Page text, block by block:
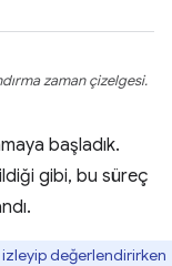
zaman çizelgesi.
başladık.
gibi, bu süreç
izleyip değerlendirirken